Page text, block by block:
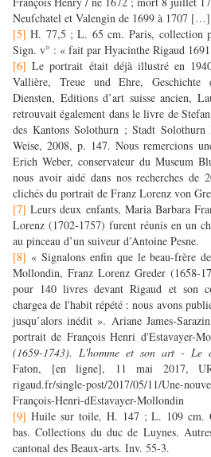
Neufchatel et Valengin de 1699 à 1707
[5] H. 77,5 ; L. 65 cm. Paris, collection
Sign. v° : « fait par Hyacinthe Rigaud
[6] Le portrait était déjà illustré en
Vallière, Treue und Ehre, Geschichte
Diensten, Editions d’art suisse ancien,
retrouvait également dans le livre de
des Kantons Solothurn ; Stadt
Weise, 2008, p. 147. Nous remercions
Erich Weber, conservateur du Museum
nous avoir aidé dans nos recherches de
clichés du portrait de Franz Lorenz von
[7] Leurs deux enfants, Maria Barbara
Lorenz (1702-1757) furent réunis en un
au pinceau d’un suiveur d’Antoine Pesne.
[8] « Signalons enfin que le beau-frère
Mollondin, Franz Lorenz Greder (1658-
pour 140 livres devant Rigaud et son
chargea de l'habit répété : nous avons
jusqu’alors inédit ». Ariane James-
portrait de François Henri d'Estavayer-
(1659-1743). L'homme et son art - Le
Faton, [en ligne], 11 mai 2017,
rigaud.fr/single-post/2017/05/11/Une-
François-Henri-dEstavayer-Mollondin
[9] Huile sur toile, H. 147 ; L. 109 cm.
bas. Collections du duc de Luynes.
cantonal des Beaux-arts. Inv. 55-3.